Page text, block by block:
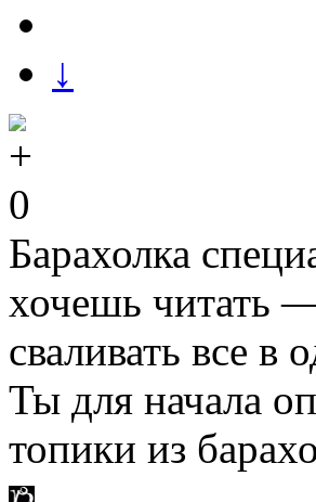
↓
0
Барахолка
хочешь читать
сваливать все в
Ты для начала
топики из